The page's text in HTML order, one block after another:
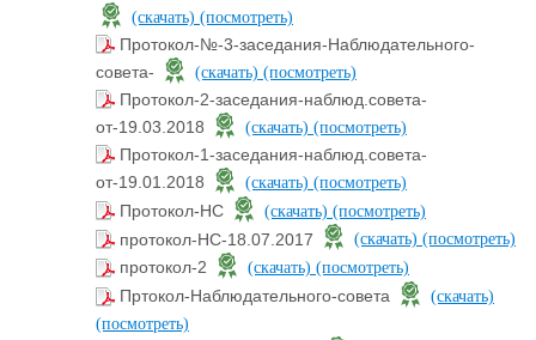
(скачать) (посмотреть)
Протокол-№-3-заседания-Наблюдательного-
совета-
(скачать) (посмотреть)
Протокол-2-заседания-наблюд.совета-
от-19.03.2018
(скачать) (посмотреть)
Протокол-1-заседания-наблюд.совета-
от-19.01.2018
(скачать) (посмотреть)
Протокол-НС (скачать) (посмотреть)
протокол-НС-18.07.2017 (скачать) (посмотреть)
протокол-2 (скачать) (посмотреть)
Пртокол-Наблюдательного-совета
(скачать)
(посмотреть)